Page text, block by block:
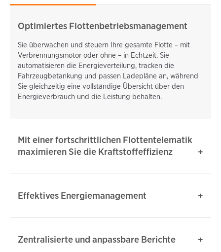
Optimiertes Flottenbetriebsmanagement
Sie überwachen und steuern Ihre gesamte Flotte – mit
Verbrennungsmotor oder ohne – in Echtzeit. Sie
automatisieren die Energieverteilung, tracken die
Fahrzeugbetankung und passen Ladepläne an, während
Sie gleichzeitig eine vollständige Übersicht über den
Energieverbrauch und die Leistung behalten.
Mit einer fortschrittlichen Flottentelematik
maximieren Sie die Kraftstoffeffizienz
Effektives Energiemanagement
Zentralisierte und anpassbare Berichte